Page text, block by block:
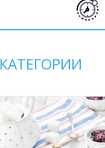
КАТЕГОРИИ